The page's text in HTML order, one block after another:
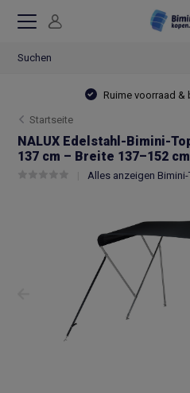
Ruime voorraad
Startseite
NALUX Edelstahl-Bimini-
137 cm – Breite 137–152 cm
Alles anzeigen